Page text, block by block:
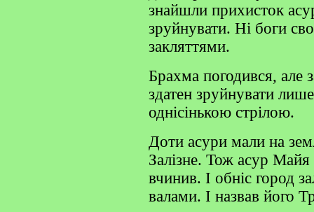
знайшли прихисток
зруйнувати. Ні боги
закляттями.
Брахма погодився, але
здатен зруйнувати
однісінькою стрілою.
Доти асури мали на
Залізне. Тож асур Майя
вчинив. І обніс город
валами. І назвав його